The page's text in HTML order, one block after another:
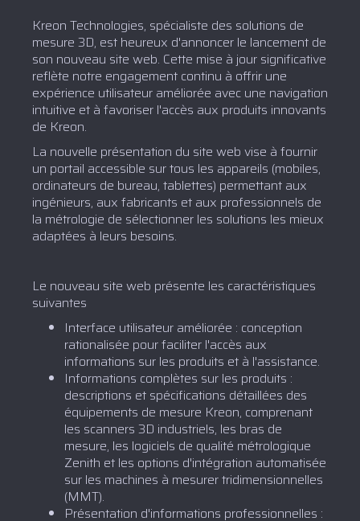
Kreon Technologies, spécialiste des solutions de
mesure 3D, est heureux d'annoncer le lancement de
son nouveau site web. Cette mise à jour significative
reflète notre engagement continu à offrir une
expérience utilisateur améliorée avec une navigation
intuitive et à favoriser l'accès aux produits innovants
de Kreon.
La nouvelle présentation du site web vise à fournir
un portail accessible sur tous les appareils (mobiles,
ordinateurs de bureau, tablettes) permettant aux
ingénieurs, aux fabricants et aux professionnels de
la métrologie de sélectionner les solutions les mieux
adaptées à leurs besoins.
Le nouveau site web présente les caractéristiques
suivantes
Interface utilisateur améliorée : conception
rationalisée pour faciliter l'accès aux
informations sur les produits et à l'assistance.
Informations complètes sur les produits :
descriptions et spécifications détaillées des
équipements de mesure Kreon, comprenant
les scanners 3D industriels, les bras de
mesure, les logiciels de qualité métrologique
Zenith et les options d'intégration automatisée
sur les machines à mesurer tridimensionnelles
(MMT).
Présentation d'informations professionnelles :